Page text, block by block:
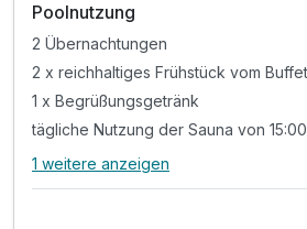
Poolnutzung
2 Übernachtungen
2 x reichhaltiges Frühstück vom Buffet
1 x Begrüßungsgetränk
tägliche Nutzung der Sauna von
Alle Inklusivleistungen
1 weitere anzeigen